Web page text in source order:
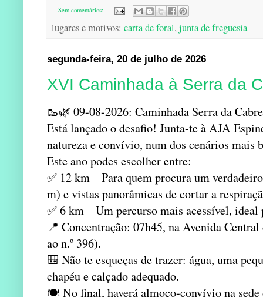
Sem comentários:
lugares e motivos: carta de foral, junta de freguesia
segunda-feira, 20 de julho de 2026
XVI Caminhada à Serra da
🥾🌿 09-08-2026: Caminhada Serra da
Está lançado o desafio! Junta-te à AJA
natureza e convívio, num dos cenários mais
Este ano podes escolher entre:
✅ 12 km – Para quem procura um
m) e vistas panorâmicas de cortar a
✅ 6 km – Um percurso mais acessível,
📍 Concentração: 07h45, na Avenida
ao n.º 396).
🎒 Não te esqueças de trazer: água, uma
chapéu e calçado adequado.
🍽️ No final, haverá almoço-convívio na